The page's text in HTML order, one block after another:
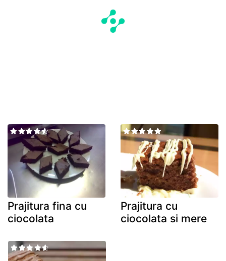
Prajitura fina cu
ciocolata
Prajitura cu
ciocolata si mere